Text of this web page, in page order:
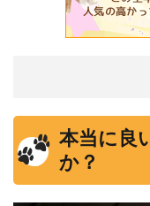
本当に良
か？